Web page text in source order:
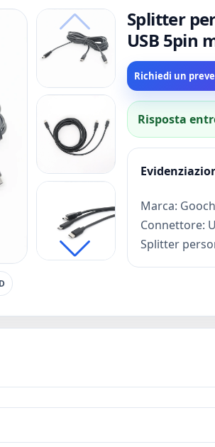
Splitter
USB 5pin
Richiedi un
Risposta
Marca:
Splitter
Attuale: 2.4a
funziona con